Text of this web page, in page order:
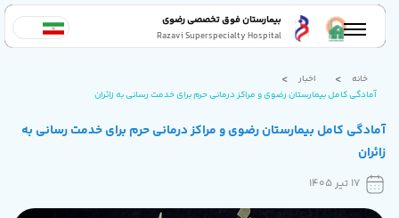
بیمارستان فوق تخصصی رضوی
Razavi Superspecialty Hospital
خانه
اخبار
آمادگی کامل بیمارستان رضوی و مراکز درمانی حرم برای خدمت رسانی به زائران
آمادگی کامل بیمارستان رضوی و مراکز درمانی حرم برای خدمت رسانی به
زائران
17 تیر 1405